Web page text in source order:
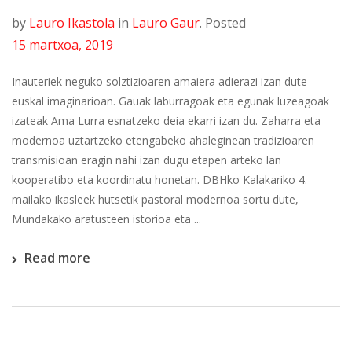
by Lauro Ikastola in Lauro Gaur. Posted
15 martxoa, 2019
Inauteriek neguko solztizioaren amaiera adierazi izan dute
euskal imaginarioan. Gauak laburragoak eta egunak luzeagoak
izateak Ama Lurra esnatzeko deia ekarri izan du. Zaharra eta
modernoa uztartzeko etengabeko ahaleginean tradizioaren
transmisioan eragin nahi izan dugu etapen arteko lan
kooperatibo eta koordinatu honetan. DBHko Kalakariko 4.
mailako ikasleek hutsetik pastoral modernoa sortu dute,
Mundakako aratusteen istorioa eta ...
Read more